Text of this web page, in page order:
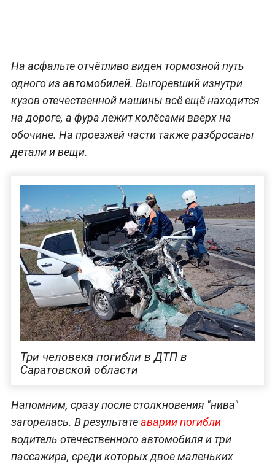
На асфальте отчётливо виден тормозной путь
одного из автомобилей. Выгоревший изнутри
кузов отечественной машины всё ещё находится
на дороге, а фура лежит колёсами вверх на
обочине. На проезжей части также разбросаны
детали и вещи.
Три человека погибли в ДТП в
Саратовской области
Напомним, сразу после столкновения "нива"
загорелась. В результатеаварии погибли
водитель отечественного автомобиля и три
пассажира, среди которых двое маленьких